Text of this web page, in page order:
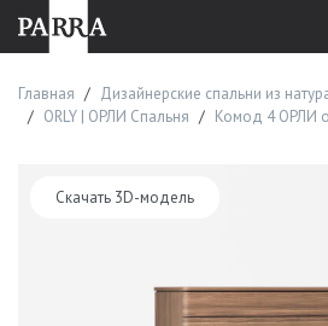
Главная
Дизайнерские спальни из
ORLY | ОРЛИ Спальня
Комод 4 ОРЛИ
Скачать 3D-модель